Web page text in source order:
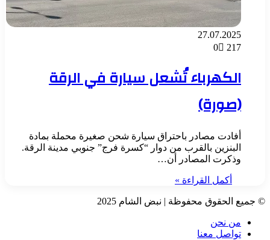
27.07.2025
0
217
الكهرباء تُشعل سيارة في الرقة
(صورة)
أفادت مصادر باحتراق سيارة شحن صغيرة محملة بمادة
البنزين بالقرب من دوار “كسرة فرج” جنوبي مدينة الرقة.
وذكرت المصادر أن…
أكمل القراءة »
© جميع الحقوق محفوظة | نبض الشام 2025
من نحن
تواصل معنا